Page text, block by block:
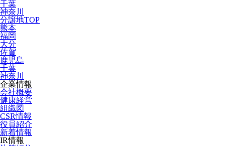
千葉
神奈川
分譲地TOP
熊本
福岡
大分
佐賀
鹿児島
千葉
神奈川
企業情報
会社概要
健康経営
組織図
CSR情報
役員紹介
新着情報
IR情報